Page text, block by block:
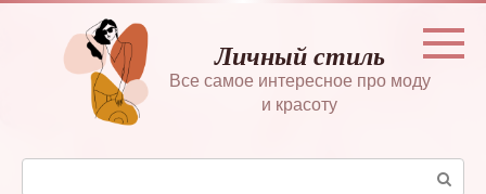
Перейти
контенту
Личный стиль
Все самое интересное про моду
и красоту
Поиск: